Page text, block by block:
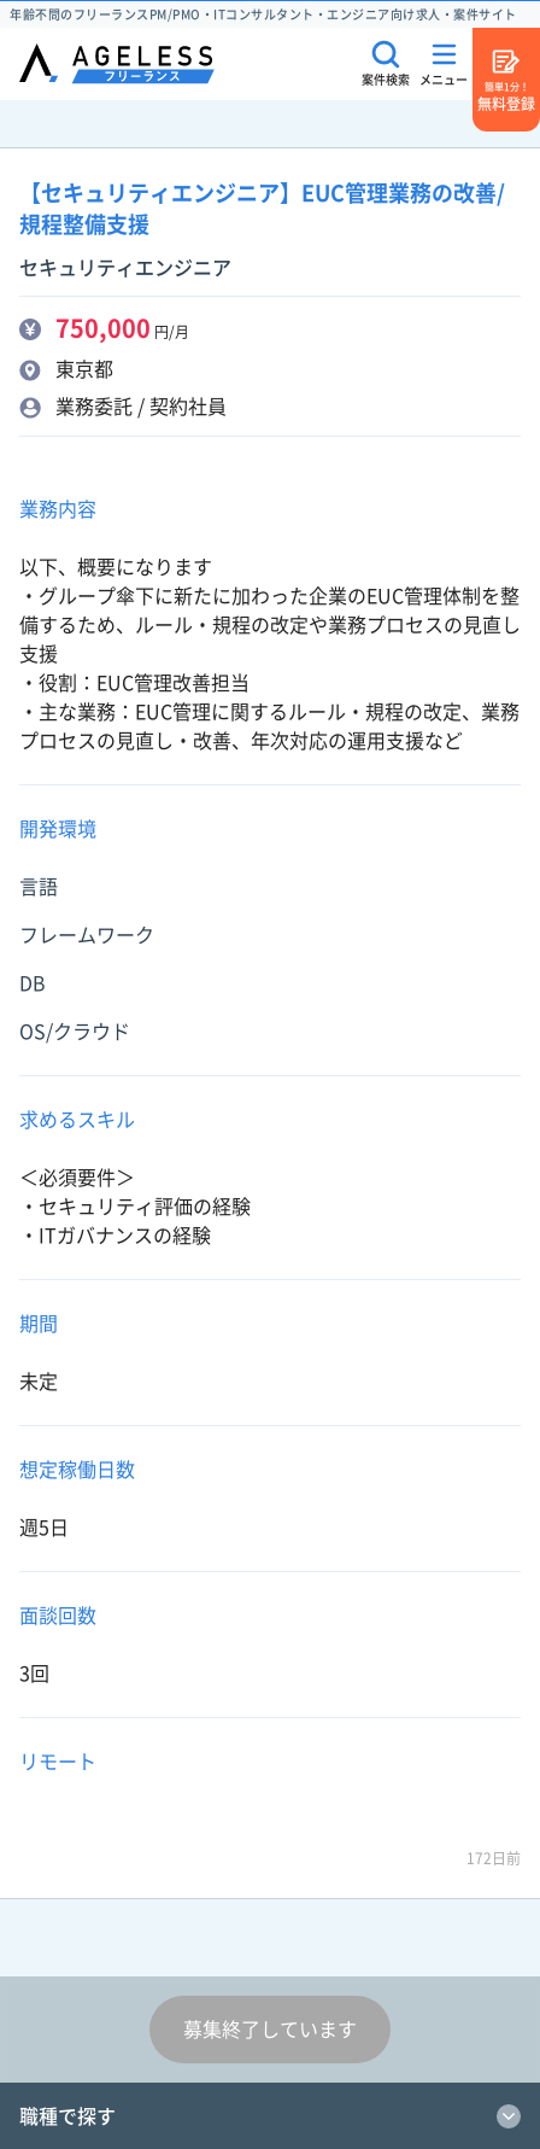
年齢不問のフリーランスPM/PMO・ITコンサルタント・エンジニア向け求人・案件サイト
案件検索 メニュー
簡単1分！
無料登録
【セキュリティエンジニア】EUC管理業務の改善/
規程整備支援
セキュリティエンジニア
750,000 円/月
東京都
業務委託 / 契約社員
業務内容
以下、概要になります
・グループ傘下に新たに加わった企業のEUC管理体制を整
備するため、ルール・規程の改定や業務プロセスの見直し
支援
・役割：EUC管理改善担当
・主な業務：EUC管理に関するルール・規程の改定、業務
プロセスの見直し・改善、年次対応の運用支援など
開発環境
言語
フレームワーク
DB
OS/クラウド
求めるスキル
＜必須要件＞
・セキュリティ評価の経験
・ITガバナンスの経験
期間
未定
想定稼働日数
週5日
面談回数
3回
リモート
172日前
募集終了しています
職種で探す